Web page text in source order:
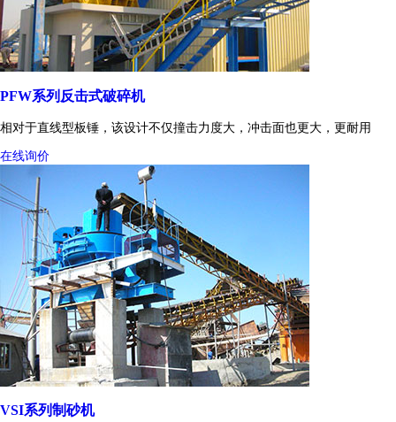
PFW系列反击式破碎机
相对于直线型板锤，该设计不仅撞击力度大，冲击面也更大，更耐用
在线询价
VSI系列制砂机